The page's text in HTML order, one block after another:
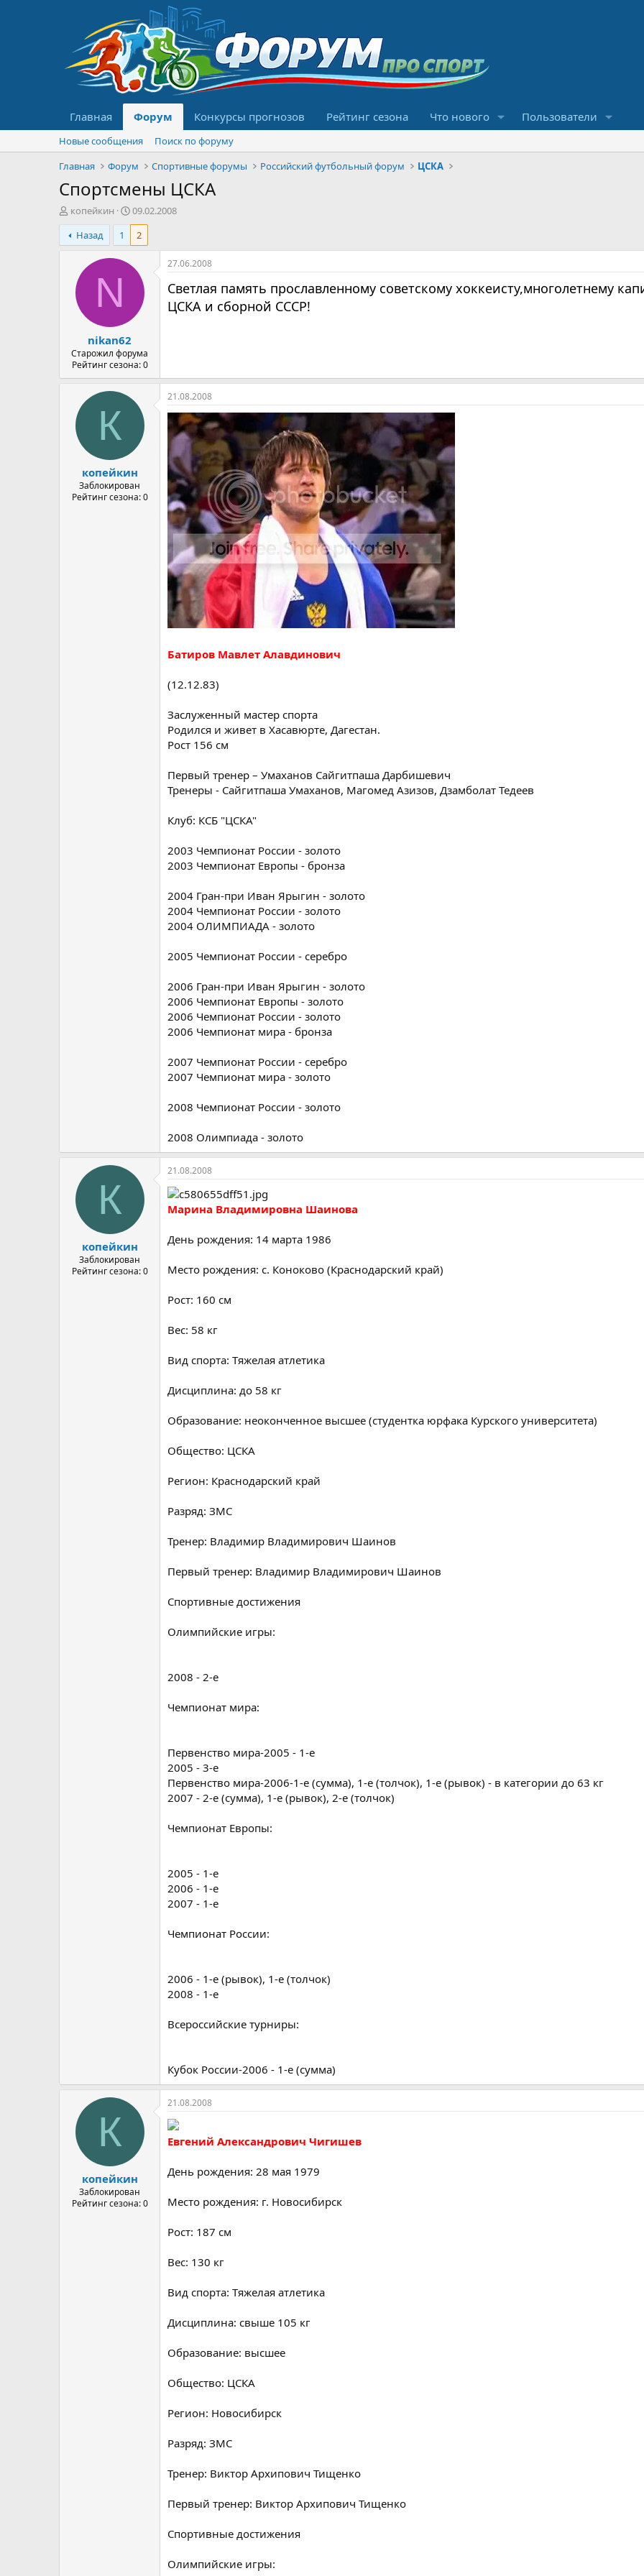
Главная Форум Конкурсы прогнозов Рейтинг сезона Что нового Пользователи
Новые сообщения
Поиск по форуму
Главная
Форум Спортивные форумы Российский футбольный форум ЦСКА
Спортсмены ЦСКА
А
в
т
о
м
копейкин
Д
а
а
а
л
09.02.2008
Назад
1 2
N
nikan62
Старожил форума
Рейтинг сезона: 0
27.06.2008
Светлая память прославленному советскому хоккеисту,многолетнему
ЦСКА и сборной СССР!
К
копейкин
Заблокирован
Рейтинг сезона: 0
21.08.2008
Батиров Мавлет Алавдинович
(12.12.83)
Заслуженный мастер спорта
Родился и живет в Хасавюрте, Дагестан.
Рост 156 см
Первый тренер – Умаханов Сайгитпаша Дарбишевич
Тренеры - Сайгитпаша Умаханов, Магомед Азизов, Дзамболат Тедеев
Клуб: КСБ "ЦСКА"
2003 Чемпионат России - золото
2003 Чемпионат Европы - бронза
2004 Гран-при Иван Ярыгин - золото
2004 Чемпионат России - золото
2004 ОЛИМПИАДА - золото
2005 Чемпионат России - серебро
2006 Гран-при Иван Ярыгин - золото
2006 Чемпионат Европы - золото
2006 Чемпионат России - золото
2006 Чемпионат мира - бронза
2007 Чемпионат России - серебро
2007 Чемпионат мира - золото
2008 Чемпионат России - золото
2008 Олимпиада - золото
К
копейкин
Заблокирован
Рейтинг сезона: 0
21.08.2008
Марина Владимировна Шаинова
День рождения: 14 марта 1986
Место рождения: с. Коноково (Краснодарский край)
Рост: 160 см
Вес: 58 кг
Вид спорта: Тяжелая атлетика
Дисциплина: до 58 кг
Образование: неоконченное высшее (студентка юрфака Курского университета)
Общество: ЦСКА
Регион: Краснодарский край
Разряд: ЗМС
Тренер: Владимир Владимирович Шаинов
Первый тренер: Владимир Владимирович Шаинов
Спортивные достижения
Олимпийские игры:
2008 - 2-е
Чемпионат мира:
Первенство мира-2005 - 1-е
2005 - 3-е
Первенство мира-2006-1-е (сумма), 1-е (толчок), 1-е (рывок) - в категории до 63 кг
2007 - 2-е (сумма), 1-е (рывок), 2-е (толчок)
Чемпионат Европы:
2005 - 1-е
2006 - 1-е
2007 - 1-е
Чемпионат России:
2006 - 1-е (рывок), 1-е (толчок)
2008 - 1-е
Всероссийские турниры:
Кубок России-2006 - 1-е (сумма)
К
копейкин
Заблокирован
Рейтинг сезона: 0
21.08.2008
Евгений Александрович Чигишев
День рождения: 28 мая 1979
Место рождения: г. Новосибирск
Рост: 187 см
Вес: 130 кг
Вид спорта: Тяжелая атлетика
Дисциплина: свыше 105 кг
Образование: высшее
Общество: ЦСКА
Регион: Новосибирск
Разряд: ЗМС
Тренер: Виктор Архипович Тищенко
Первый тренер: Виктор Архипович Тищенко
Спортивные достижения
Олимпийские игры: